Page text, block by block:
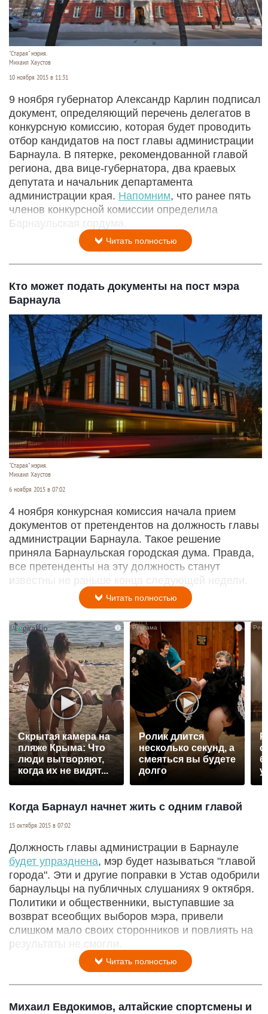
"Старая" мэрия.
Михаил Хаустов
10 ноября 2015 в 11:31
9 ноября губернатор Александр Карлин подписал
документ, определяющий перечень делегатов в
конкурсную комиссию, которая будет проводить
отбор кандидатов на пост главы администрации
Барнаула. В пятерке, рекомендованной главой
региона, два вице-губернатора, два краевых
депутата и начальник департамента
администрации края. Напомним, что ранее пять
членов конкурсной комиссии определила
Барнаульская гордума.
Читать полностью
Кто может подать документы на пост мэра
Барнаула
"Старая" мэрия.
Михаил Хаустов
6 ноября 2015 в 07:02
4 ноября конкурсная комиссия начала прием
документов от претендентов на должность главы
администрации Барнаула. Такое решение
приняла Барнаульская городская дума. Правда,
все претенденты на эту должность станут
известны не раньше конца следующей недели.
Читать полностью
i
Скрытая камера на
пляже Крыма: Что
люди вытворяют,
когда их не видят...
Ролик длится
несколько секунд, а
смеяться вы будете
долго
Когда Барнаул начнет жить с одним главой
15 октября 2015 в 07:02
Должность главы администрации в Барнауле
будет упразднена, мэр будет называться "главой
города". Эти и другие поправки в Устав одобрили
барнаульцы на публичных слушаниях 9 октября.
Политики и общественники, выступавшие за
возврат всеобщих выборов мэра, привели
слишком мало своих сторонников и повлиять на
результаты не смогли.
Читать полностью
Михаил Евдокимов, алтайские спортсмены и